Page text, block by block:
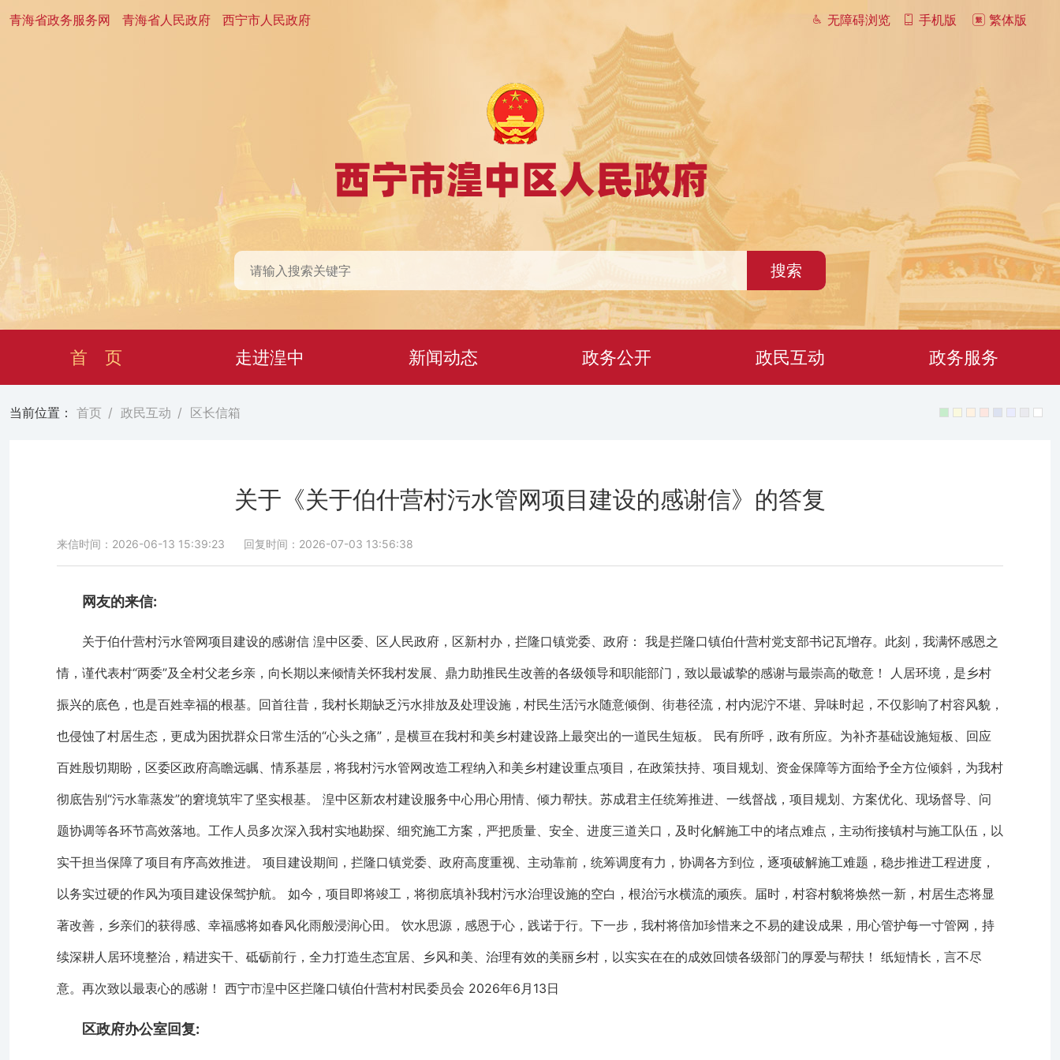
青海省政务服务网 青海省人民政府 西宁市人民政府 无障碍浏览 手机版 繁体版
搜索
首 页 走进湟中 新闻动态 政务公开 政民互动 政务服务
当前位置： 首页 / 政民互动 / 区长信箱
关于《关于伯什营村污水管网项目建设的感谢信》的答复
来信时间：2026-06-13 15:39:23 回复时间：2026-07-03 13:56:38
网友的来信:
关于伯什营村污水管网项目建设的感谢信 湟中区委、区人民政府，区新村办，拦隆口镇党委、政府： 我是拦隆口镇伯什营村党支部书记瓦增存。此刻，我满怀感恩之
情，谨代表村“两委”及全村父老乡亲，向长期以来倾情关怀我村发展、鼎力助推民生改善的各级领导和职能部门，致以最诚挚的感谢与最崇高的敬意！ 人居环境，是乡村
振兴的底色，也是百姓幸福的根基。回首往昔，我村长期缺乏污水排放及处理设施，村民生活污水随意倾倒、街巷径流，村内泥泞不堪、异味时起，不仅影响了村容风貌，
也侵蚀了村居生态，更成为困扰群众日常生活的“心头之痛”，是横亘在我村和美乡村建设路上最突出的一道民生短板。 民有所呼，政有所应。为补齐基础设施短板、回应
百姓殷切期盼，区委区政府高瞻远瞩、情系基层，将我村污水管网改造工程纳入和美乡村建设重点项目，在政策扶持、项目规划、资金保障等方面给予全方位倾斜，为我村
彻底告别“污水靠蒸发”的窘境筑牢了坚实根基。 湟中区新农村建设服务中心用心用情、倾力帮扶。苏成君主任统筹推进、一线督战，项目规划、方案优化、现场督导、问
题协调等各环节高效落地。工作人员多次深入我村实地勘探、细究施工方案，严把质量、安全、进度三道关口，及时化解施工中的堵点难点，主动衔接镇村与施工队伍，以
实干担当保障了项目有序高效推进。 项目建设期间，拦隆口镇党委、政府高度重视、主动靠前，统筹调度有力，协调各方到位，逐项破解施工难题，稳步推进工程进度，
以务实过硬的作风为项目建设保驾护航。 如今，项目即将竣工，将彻底填补我村污水治理设施的空白，根治污水横流的顽疾。届时，村容村貌将焕然一新，村居生态将显
著改善，乡亲们的获得感、幸福感将如春风化雨般浸润心田。 饮水思源，感恩于心，践诺于行。下一步，我村将倍加珍惜来之不易的建设成果，用心管护每一寸管网，持
续深耕人居环境整治，精进实干、砥砺前行，全力打造生态宜居、乡风和美、治理有效的美丽乡村，以实实在在的成效回馈各级部门的厚爱与帮扶！ 纸短情长，言不尽
意。再次致以最衷心的感谢！ 西宁市湟中区拦隆口镇伯什营村村民委员会 2026年6月13日
区政府办公室回复: